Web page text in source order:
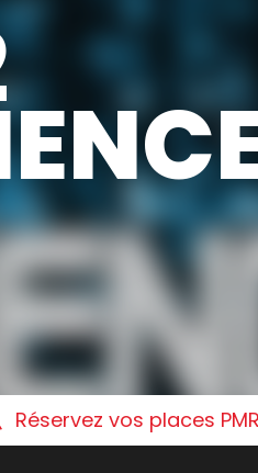
Réservez vos places PMR